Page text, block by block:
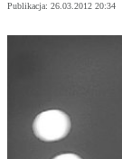
Publikacja: 26.03.2012 20:34